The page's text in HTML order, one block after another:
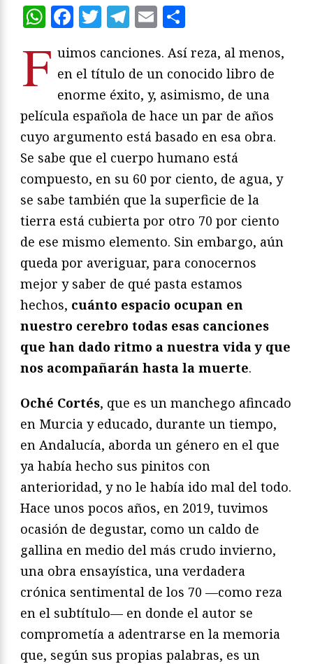
WhatsApp
Facebook
Twitter
Telegram
Email
F uimos canciones. Así reza, al menos,
en el título de un conocido libro de
enorme éxito, y, asimismo, de una
película española de hace un par de años
cuyo argumento está basado en esa obra.
Se sabe que el cuerpo humano está
compuesto, en su 60 por ciento, de agua, y
se sabe también que la superficie de la
tierra está cubierta por otro 70 por ciento
de ese mismo elemento. Sin embargo, aún
queda por averiguar, para conocernos
mejor y saber de qué pasta estamos
hechos, cuánto espacio ocupan en
nuestro cerebro todas esas canciones
que han dado ritmo a nuestra vida y que
nos acompañarán hasta la muerte.
Oché Cortés, que es un manchego afincado
en Murcia y educado, durante un tiempo,
en Andalucía, aborda un género en el que
ya había hecho sus pinitos con
anterioridad, y no le había ido mal del todo.
Hace unos pocos años, en 2019, tuvimos
ocasión de degustar, como un caldo de
gallina en medio del más crudo invierno,
una obra ensayística, una verdadera
crónica sentimental de los 70 —como reza
en el subtítulo— en donde el autor se
comprometía a adentrarse en la memoria
que, según sus propias palabras, es un